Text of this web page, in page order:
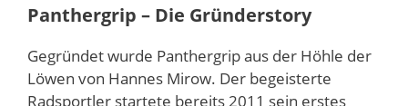
Panthergrip – Die Gründerstory
Gegründet wurde Panthergrip aus der Höhle der
Löwen von Hannes Mirow. Der begeisterte
Radsportler startete bereits 2011 sein erstes